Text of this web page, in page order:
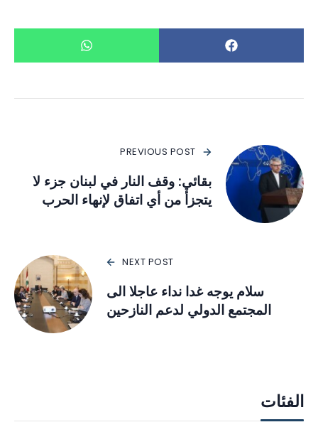
PREVIOUS POST
بقائي: وقف النار في لبنان جزء لا
يتجزأ من أي اتفاق لإنهاء الحرب
NEXT POST
سلام يوجه غدا نداء عاجلا الى
المجتمع الدولي لدعم النازحين
الفئات